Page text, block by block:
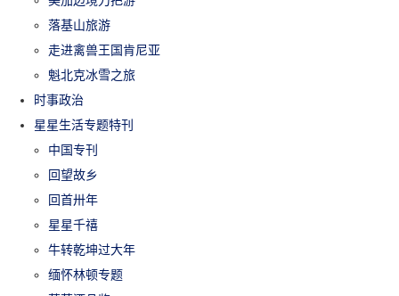
落基山旅游
走进禽兽王国肯尼亚
魁北克冰雪之旅
时事政治
星星生活专题特刊
中国专刊
回望故乡
回首卅年
星星千禧
牛转乾坤过大年
缅怀林顿专题